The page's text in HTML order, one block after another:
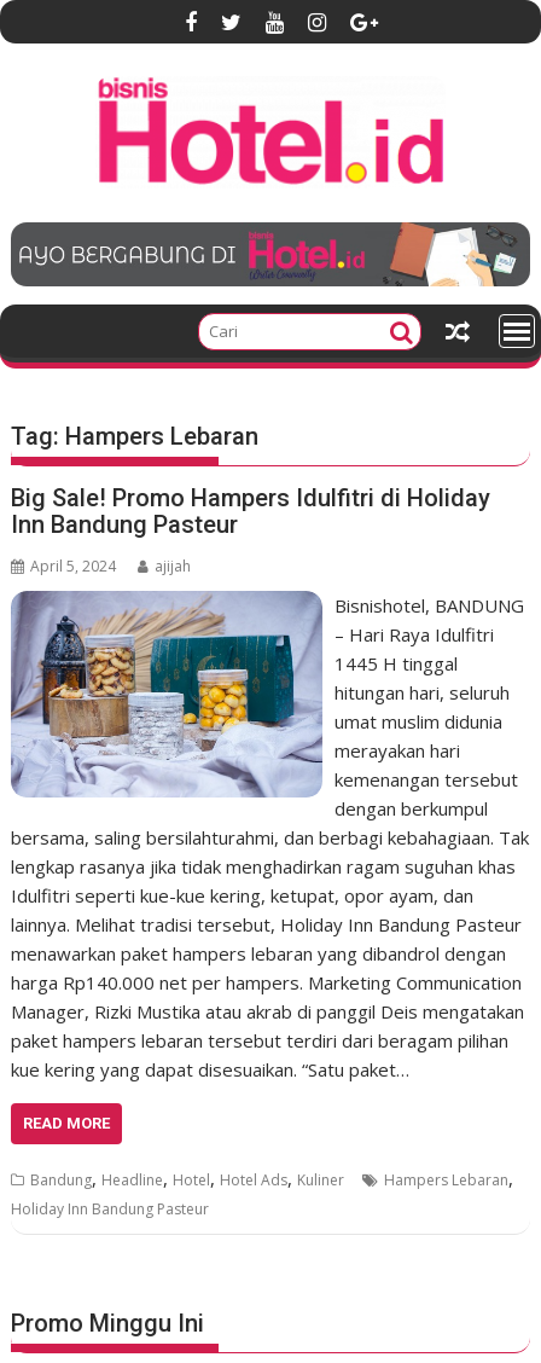
S
k
e
t
Tag: Hampers Lebaran
Big Sale! Promo Hampers Idulfitri di Holiday
Inn Bandung Pasteur
April 5, 2024 ajijah
Bisnishotel, BANDUNG
– Hari Raya Idulfitri
1445 H tinggal
hitungan hari, seluruh
umat muslim didunia
merayakan hari
kemenangan tersebut
dengan berkumpul
bersama, saling bersilahturahmi, dan berbagi kebahagiaan. Tak
lengkap rasanya jika tidak menghadirkan ragam suguhan khas
Idulfitri seperti kue-kue kering, ketupat, opor ayam, dan
lainnya. Melihat tradisi tersebut, Holiday Inn Bandung Pasteur
menawarkan paket hampers lebaran yang dibandrol dengan
harga Rp140.000 net per hampers. Marketing Communication
Manager, Rizki Mustika atau akrab di panggil Deis mengatakan
paket hampers lebaran tersebut terdiri dari beragam pilihan
kue kering yang dapat disesuaikan. “Satu paket…
READ MORE
Bandung, Headline, Hotel, Hotel Ads, Kuliner Hampers Lebaran,
Holiday Inn Bandung Pasteur
Promo Minggu Ini